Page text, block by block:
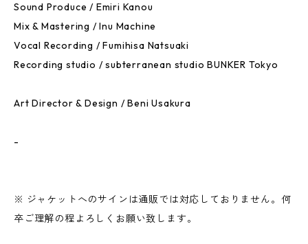
Sound Produce / Emiri Kanou
Mix & Mastering / Inu Machine
Vocal Recording / Fumihisa Natsuaki
Recording studio / subterranean studio BUNKER Tokyo
Art Director & Design / Beni Usakura
-
※ ジャケットへのサインは通販では対応しておりません。何
卒ご理解の程よろしくお願い致します。